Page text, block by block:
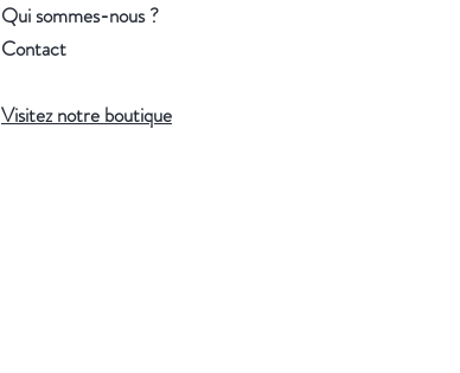
Qui sommes-nous ?
Contact
Visitez notre boutique